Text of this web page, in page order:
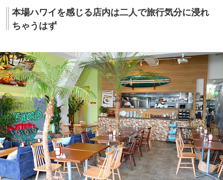
本場ハワイを感じる店内は二人で旅行気分に浸れ
ちゃうはず